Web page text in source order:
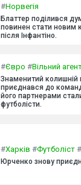
#Норвегія
Блаттер поділився
повинен стати новим
після Інфантіно.
#Євро #Вільний
Знаменитий колишній
приєднався до
його партнерами
футболісти.
#Харків #Футболіст #
Юрченко знову